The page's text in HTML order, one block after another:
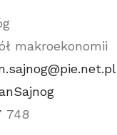
makroekonomii
748